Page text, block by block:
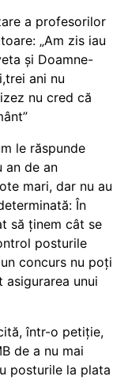
a profesorilor
„Am zis iau
și Doamne-
ani nu
nu cred că
le răspunde
an de an
mari, dar nu au
În
să ținem cât se
posturile
concurs nu poți
asigurarea unui
într-o petiție,
de a nu mai
posturile la plata